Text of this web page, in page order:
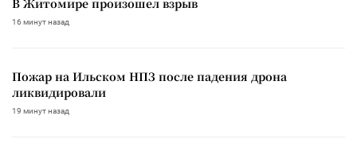
16 минут назад
Пожар на Ильском НПЗ после падения дрона
ликвидировали
19 минут назад